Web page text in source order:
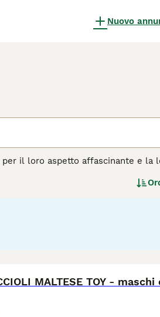
Nuovo
il loro aspetto affascinante e la
statura, ha una personalità
cane.
MALTESE TOY -